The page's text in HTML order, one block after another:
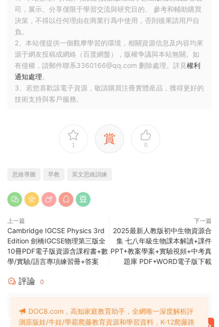
最低權限要求：VIP下載
升級VIP
1、本站整理、介紹、推薦的資源版權屬于原出版機構或影像公
司，展示、分享僅限于學習交流與研究目的、 參考和輔助購買
2、本站僅提供一個觀摩學習的環境，相關資源信息及内容均來
源于網友投稿或網絡（百度網盤），版權争議與本站無關。如
3、若您喜歡該電子資源，敬請購買注冊實體産品，獲得更好的
1 賞 0
思維導圖 早教 英文思維訓練
上一篇
Cambridge IGCSE Physics 3rd
2025最新人教版初中生物資源合
DOC8.com，高知家庭教育助手，全網唯一深度解析評
測原版娃/牛娃/學霸爬藤教育資源和學習資料，K-12爬藤路